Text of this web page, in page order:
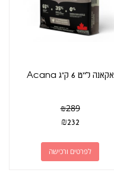
אקאנה לייט 6 ק"ג Acana
₪289
₪232
לפרטים ורכישה